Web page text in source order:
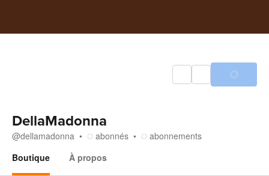
DellaMadonna
@dellamadonna abonnés
abonnements
Boutique
À propos